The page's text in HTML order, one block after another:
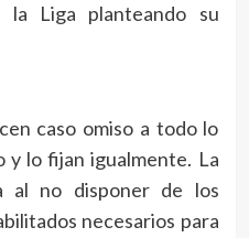
Liga planteando su
caso omiso a todo lo
lo fijan igualmente. La
al no disponer de los
necesarios para